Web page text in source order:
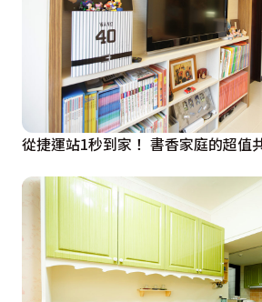
從捷運站1秒到家！ 書香家庭的超值